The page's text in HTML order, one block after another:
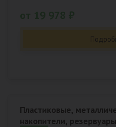
Пластиковые,
накопители, резервуары